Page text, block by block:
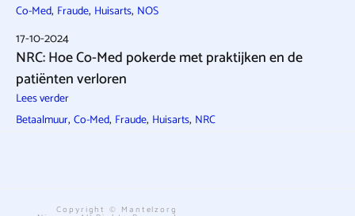
Co-Med, Fraude, Huisarts, NOS
17-10-2024
NRC: Hoe Co-Med pokerde met praktijken en de
patiënten verloren
Lees verder
Betaalmuur, Co-Med, Fraude, Huisarts, NRC
Copyright © Mantelzorg